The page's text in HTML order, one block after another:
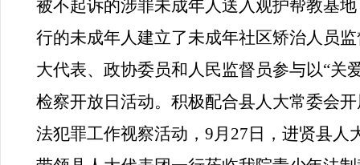
被不起诉的涉罪未成年人送入观护帮教基地
行的未成年人建立了未成年社区矫治人员
大代表、政协委员和人民监督员参与以“关
检察开放日活动。积极配合县人大常委会
法犯罪工作视察活动， 9 月 27 日，进贤县人